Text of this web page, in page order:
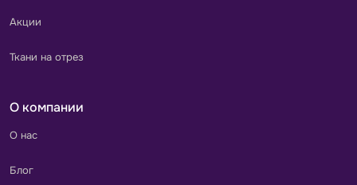
Акции
Ткани на отрез
О компании
О нас
Блог